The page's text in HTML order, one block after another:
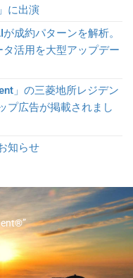
に出演
成約パターンを解析。
活用を大型アップデー
」の三菱地所レジデン
プ広告が掲載されまし
知らせ